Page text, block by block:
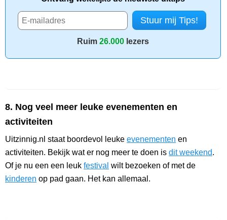
Ruim 26.000 lezers
8. Nog veel meer leuke evenementen en
activiteiten
Uitzinnig.nl staat boordevol leuke evenementen en
activiteiten. Bekijk wat er nog meer te doen is dit weekend.
Of je nu een een leuk festival wilt bezoeken of met de
kinderen op pad gaan. Het kan allemaal.